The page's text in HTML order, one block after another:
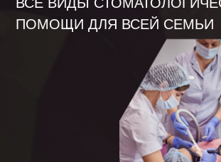
Благодаря микроскопу мы можем лечить
бережно и сохранять жизнеспособность
зуба, не упустить ни одной детали в работе.
СОВРЕМЕННАЯ И ТОЧНАЯ КТ-ДИАГНОСТИКА